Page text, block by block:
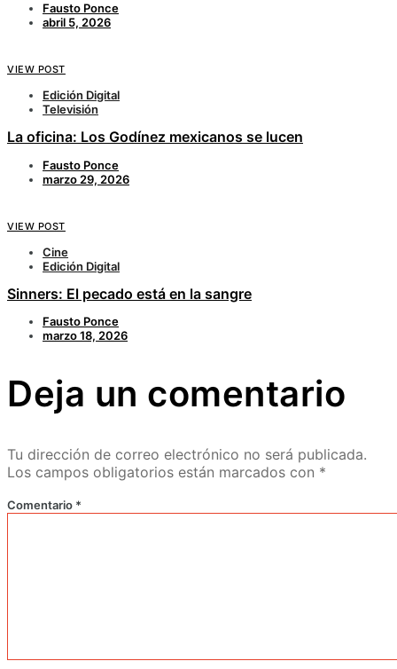
Fausto Ponce
abril 5, 2026
VIEW POST
Edición Digital
Televisión
La oficina: Los Godínez mexicanos se lucen
Fausto Ponce
marzo 29, 2026
VIEW POST
Cine
Edición Digital
Sinners: El pecado está en la sangre
Fausto Ponce
marzo 18, 2026
Deja un comentario
Tu dirección de correo electrónico no será publicada.
Los campos obligatorios están marcados con *
Comentario *